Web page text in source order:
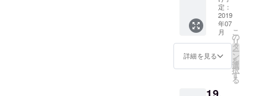
デザイ
ンに関
しまし
ては一
部変更
になる
・日本
語取扱
説明書
×1枚 ※
ペン先
はEF、
はレッ
30,000
円） <1
セット>
詳細：
・万年
筆1点
・カー
ドリッ
ト（6本
定：
2019
年07
月
詳細を見る
こ
の
リ
タ
ー
ン
を
選
択
す
る